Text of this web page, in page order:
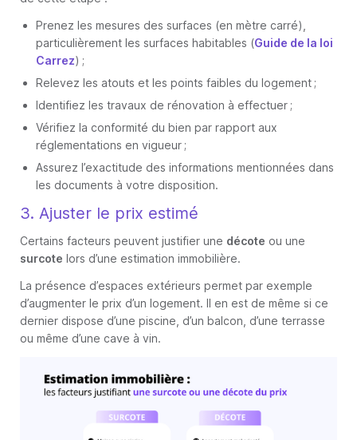
Prenez les mesures des surfaces (en mètre carré),
particulièrement les surfaces habitables (Guide de la loi
Carrez) ;
Relevez les atouts et les points faibles du logement ;
Identifiez les travaux de rénovation à effectuer ;
Vérifiez la conformité du bien par rapport aux
réglementations en vigueur ;
Assurez l’exactitude des informations mentionnées dans
les documents à votre disposition.
3. Ajuster le prix estimé
Certains facteurs peuvent justifier une décote ou une
surcote lors d’une estimation immobilière.
La présence d’espaces extérieurs permet par exemple
d’augmenter le prix d’un logement. Il en est de même si ce
dernier dispose d’une piscine, d’un balcon, d’une terrasse
ou même d’une cave à vin.